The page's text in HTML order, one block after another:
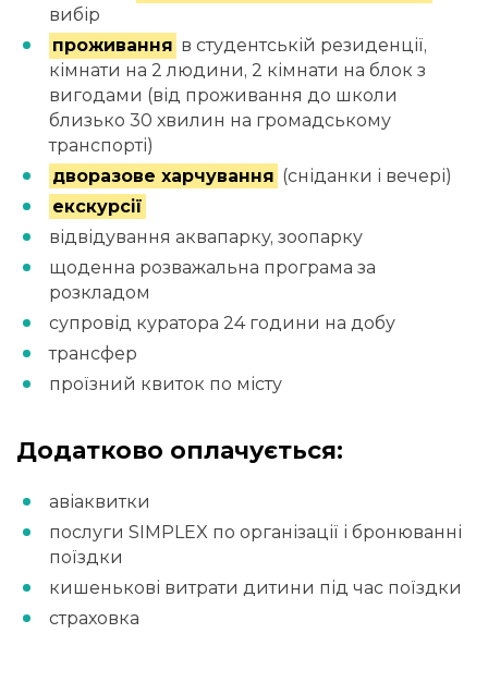
вибір
проживання в студентській резиденції,
кімнати на 2 людини, 2 кімнати на блок з
вигодами (від проживання до школи
близько 30 хвилин на громадському
транспорті)
дворазове харчування (сніданки і вечері)
екскурсії
відвідування аквапарку, зоопарку
щоденна розважальна програма за
розкладом
супровід куратора 24 години на добу
трансфер
проїзний квиток по місту
Додатково оплачується:
авіаквитки
послуги SIMPLEX по організації і бронюванні
поїздки
кишенькові витрати дитини під час поїздки
страховка